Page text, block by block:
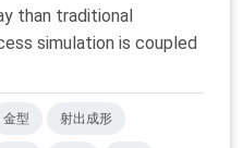
than traditional
simulation is coupled
金型 射出成形